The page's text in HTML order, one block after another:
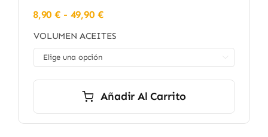
8,90€ - 49,90 €Rango
precios:
desde
VOLUMEN ACEITES
Añadir Al Carrito